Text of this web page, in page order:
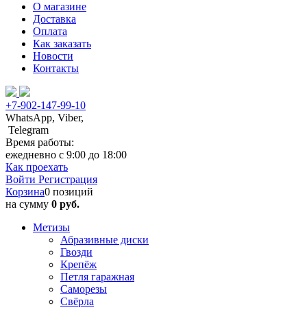
О магазине
Доставка
Оплата
Как заказать
Новости
Контакты
+7-902-147-99-10
WhatsApp, Viber,
Telegram
Время работы:
ежедневно с 9:00 до 18:00
Как проехать
Войти Регистрация
Корзина0 позиций
на сумму 0 руб.
Метизы
Абразивные диски
Гвозди
Крепёж
Петля гаражная
Саморезы
Свёрла